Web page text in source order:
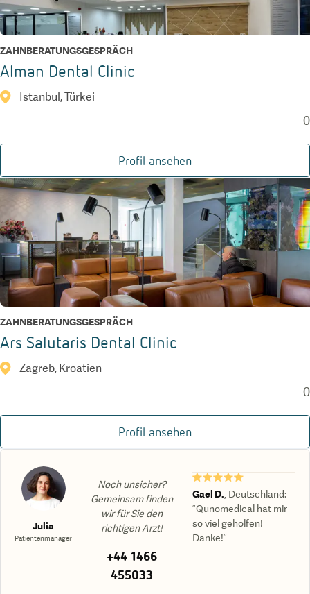
ZAHNBERATUNGSGESPRÄCH
Alman Dental Clinic
Istanbul, Türkei
0
Profil ansehen
ZAHNBERATUNGSGESPRÄCH
Ars Salutaris Dental Clinic
Zagreb, Kroatien
0
Profil ansehen
Julia
Patientenmanager
Noch unsicher?
Gemeinsam finden
wir für Sie den
richtigen Arzt!
+44 1466
455033
★★★★★
Gael D. Deutschland:
“Qunomedical hat mir
so viel geholfen!
Danke!“